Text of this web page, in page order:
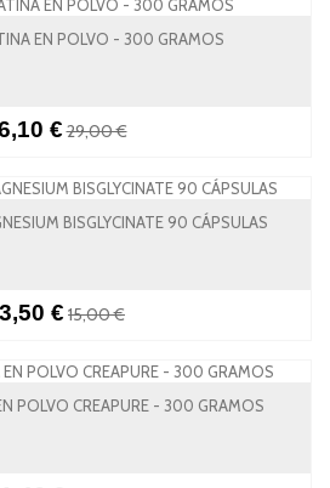
EN POLVO - 300 GRAMOS
€29,00 €
BISGLYCINATE 90 CÁPSULAS
€ 15,00 €
POLVO CREAPURE - 300 GRAMOS